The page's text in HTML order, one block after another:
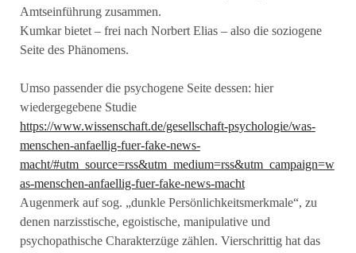
Amtseinführung zusammen.
Kumkar bietet – frei nach Norbert Elias – also die soziogene
Seite des Phänomens.
Umso passender die psychogene Seite dessen: hier
wiedergegebene Studie
https://www.wissenschaft.de/gesellschaft-psychologie/was-
menschen-anfaellig-fuer-fake-news-
macht/#utm_source=rss&utm_medium=rss&utm_campaign=w
as-menschen-anfaellig-fuer-fake-news-macht
Augenmerk auf sog. „dunkle Persönlichkeitsmerkmale“, zu
denen narzisstische, egoistische, manipulative und
psychopathische Charakterzüge zählen. Vierschrittig hat das